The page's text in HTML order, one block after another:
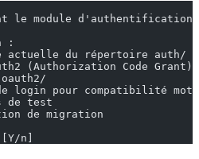
le module
:
actuelle du répertoire auth/
(Authorization Code Grant)
login pour compatibilité mot
de test
de migration
n]